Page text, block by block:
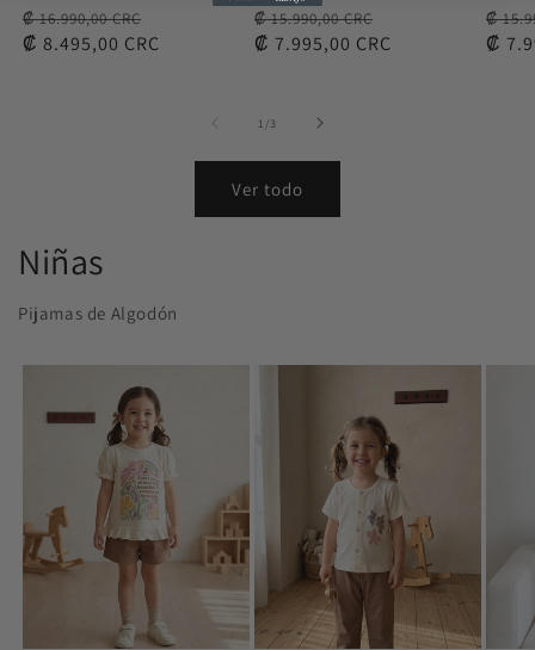
Precio
habitual
₡ 16.990,00 CRC
de
₡ 8.495,00 CRC
Precio
habitual
₡ 15.990,00 CRC
de
₡ 7.995,00 CRC
₡
₡
1 /de
3
Ver todo
Niñas
Pijamas de Algodón